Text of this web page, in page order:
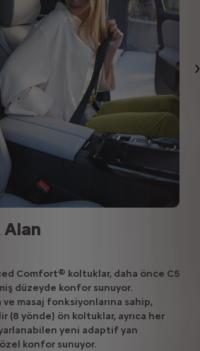
& Alan
Comfort® koltuklar, daha önce C5
düzeyde konfor sunuyor.
ve masaj fonksiyonlarına sahip,
(8 yönde) ön koltuklar, ayrıca her
yeni adaptif yan
konfor sunuyor.